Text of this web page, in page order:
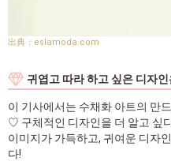
eslamoda.com
귀엽고 따라 하고 싶은 디자
이 기사에서는 수채화 아트의 만
♡ 구체적인 디자인을 더 알고 싶
이미지가 가득하고, 귀여운 디자
다!